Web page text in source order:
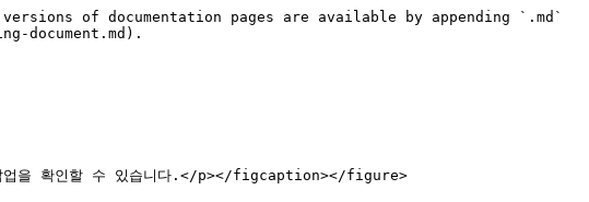
of documentation pages are available by appending `.md`
document.md).
을 확인할 수 있습니다.</p></figcaption></figure>